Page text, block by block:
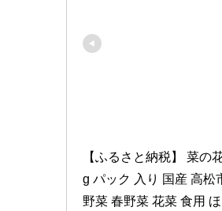
【ふるさと納税】 菜の
g パック 入り 国産 高松
野菜 春野菜 花菜 食用